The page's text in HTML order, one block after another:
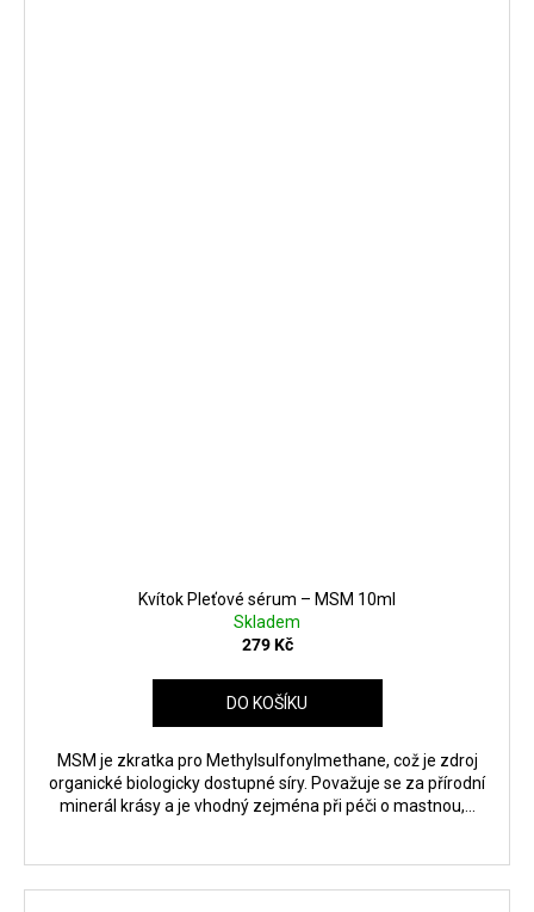
Kvítok Pleťové sérum – MSM 10ml
Skladem
279 Kč
DO KOŠÍKU
MSM je zkratka pro Methylsulfonylmethane, což je zdroj
organické biologicky dostupné síry. Považuje se za přírodní
minerál krásy a je vhodný zejména při péči o mastnou,...